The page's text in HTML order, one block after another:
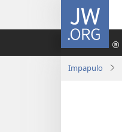
JW.ORG
Impapulo